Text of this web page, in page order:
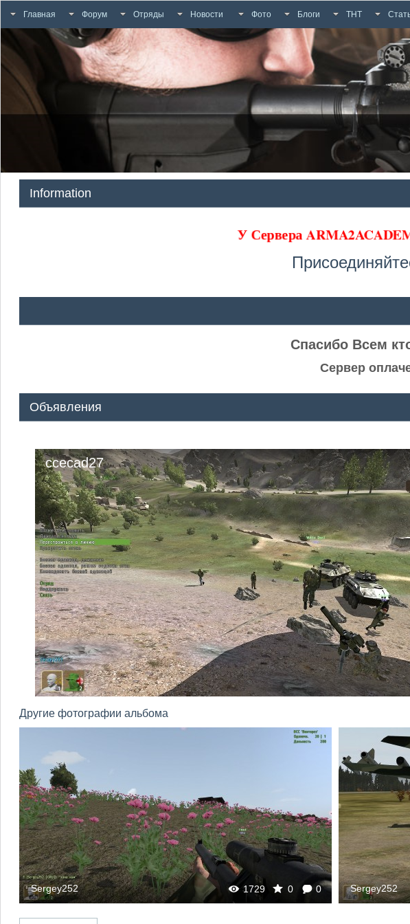
Главная Форум Отряды Новости Фото Блоги ТНТ
Information
У Сервера
Спасибо Всем
Сервер
Объявления
ccecad27
Другие фотографии альбома
1729 0 0
Sergey252 Sergey252